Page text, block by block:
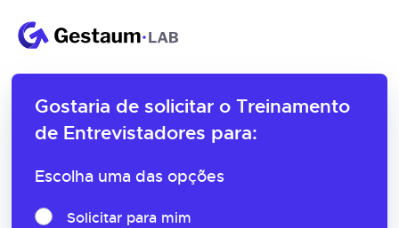
Gostaria de solicitar o Treinamento
de Entrevistadores para:
Escolha uma das opções
Solicitar para mim